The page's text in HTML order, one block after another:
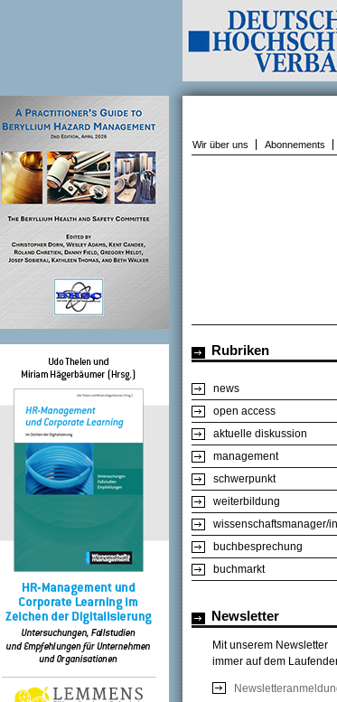
Wir über uns Abonnements
Rubriken
news
open access
aktuelle diskussion
management
schwerpunkt
weiterbildung
wissenschaftsmanager/in
buchbesprechung
buchmarkt
Newsletter
Mit unserem Newsletter
immer auf dem